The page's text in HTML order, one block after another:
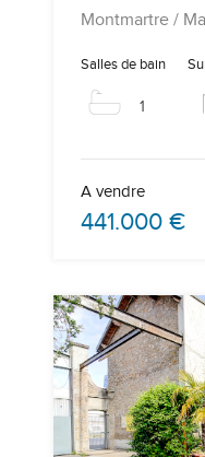
Montmartre /
Salles de bain
1
A vendre
441.000 €